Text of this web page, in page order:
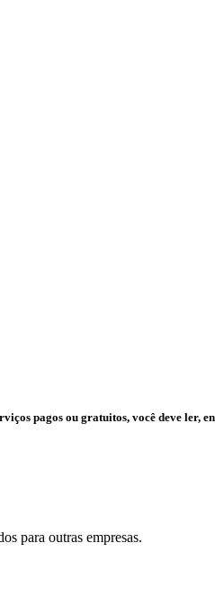
pagos ou gratuitos, você deve ler,
para outras empresas.